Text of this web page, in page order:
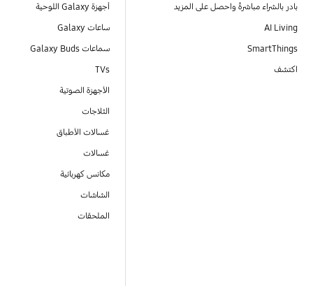
بادر بالشراء مباشرةً واحصل على المزيد
AI Living
SmartThings
اكتشف
أجهزة Galaxy اللوحية
ساعات Galaxy
سماعات Galaxy Buds
TVs
الأجهزة الصوتية
الثلاجات
غسالات الأطباق
غسالات
مكانس كهربائية
الشاشات
الملحقات